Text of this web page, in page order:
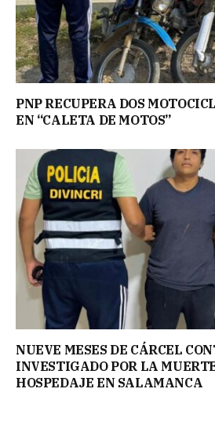
PNP RECUPERA DOS
EN “CALETA DE MOTOS”
NUEVE MESES DE CÁRCEL
INVESTIGADO POR LA
HOSPEDAJE EN SALAMANCA